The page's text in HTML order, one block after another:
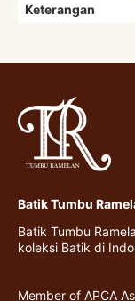
Keterangan
Batik Tumbu
Batik Tumbu
koleksi Batik di
Member of APCA